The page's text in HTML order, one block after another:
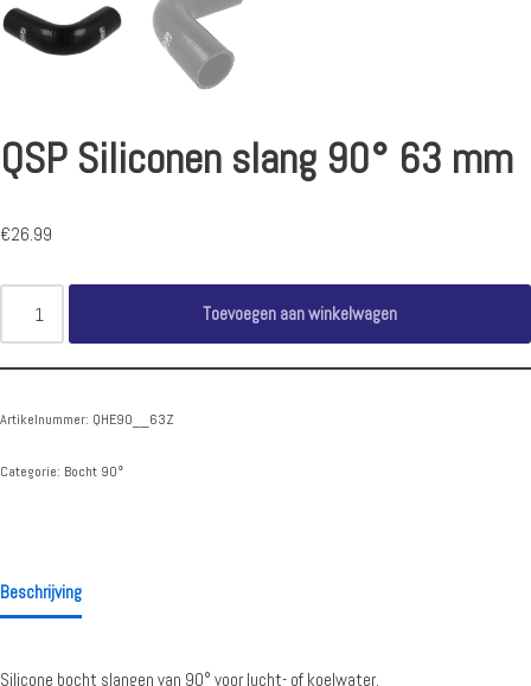
QSP Siliconen slang 90° 63 mm
€26.99
Toevoegen aan winkelwagen
Artikelnummer: QHE90__63Z
Categorie: Bocht 90°
Beschrijving
Silicone bocht slangen van 90° voor lucht- of koelwater.